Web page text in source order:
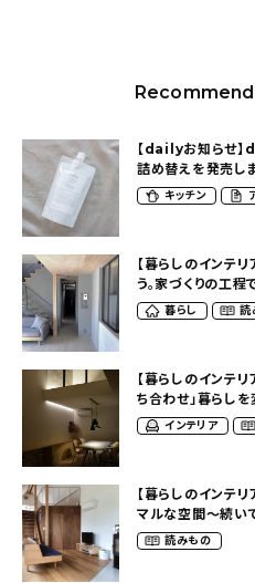
Recommend
【dailyお知らせ】
詰め替えを発売し
掲載〜キッチン
【暮らしのインテ
う。家づくりの工
で無機質な空間づ
暮らし 読
【暮らしのインテ
ち合わせ」暮らし
務店で建てたこだ
インテリア
【暮らしのインテ
マルな空間〜続い
（satori.homeさ
読みもの